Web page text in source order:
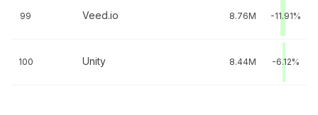
99 Veed.io 8.76M -11.91%
100 Unity 8.44M -6.12%